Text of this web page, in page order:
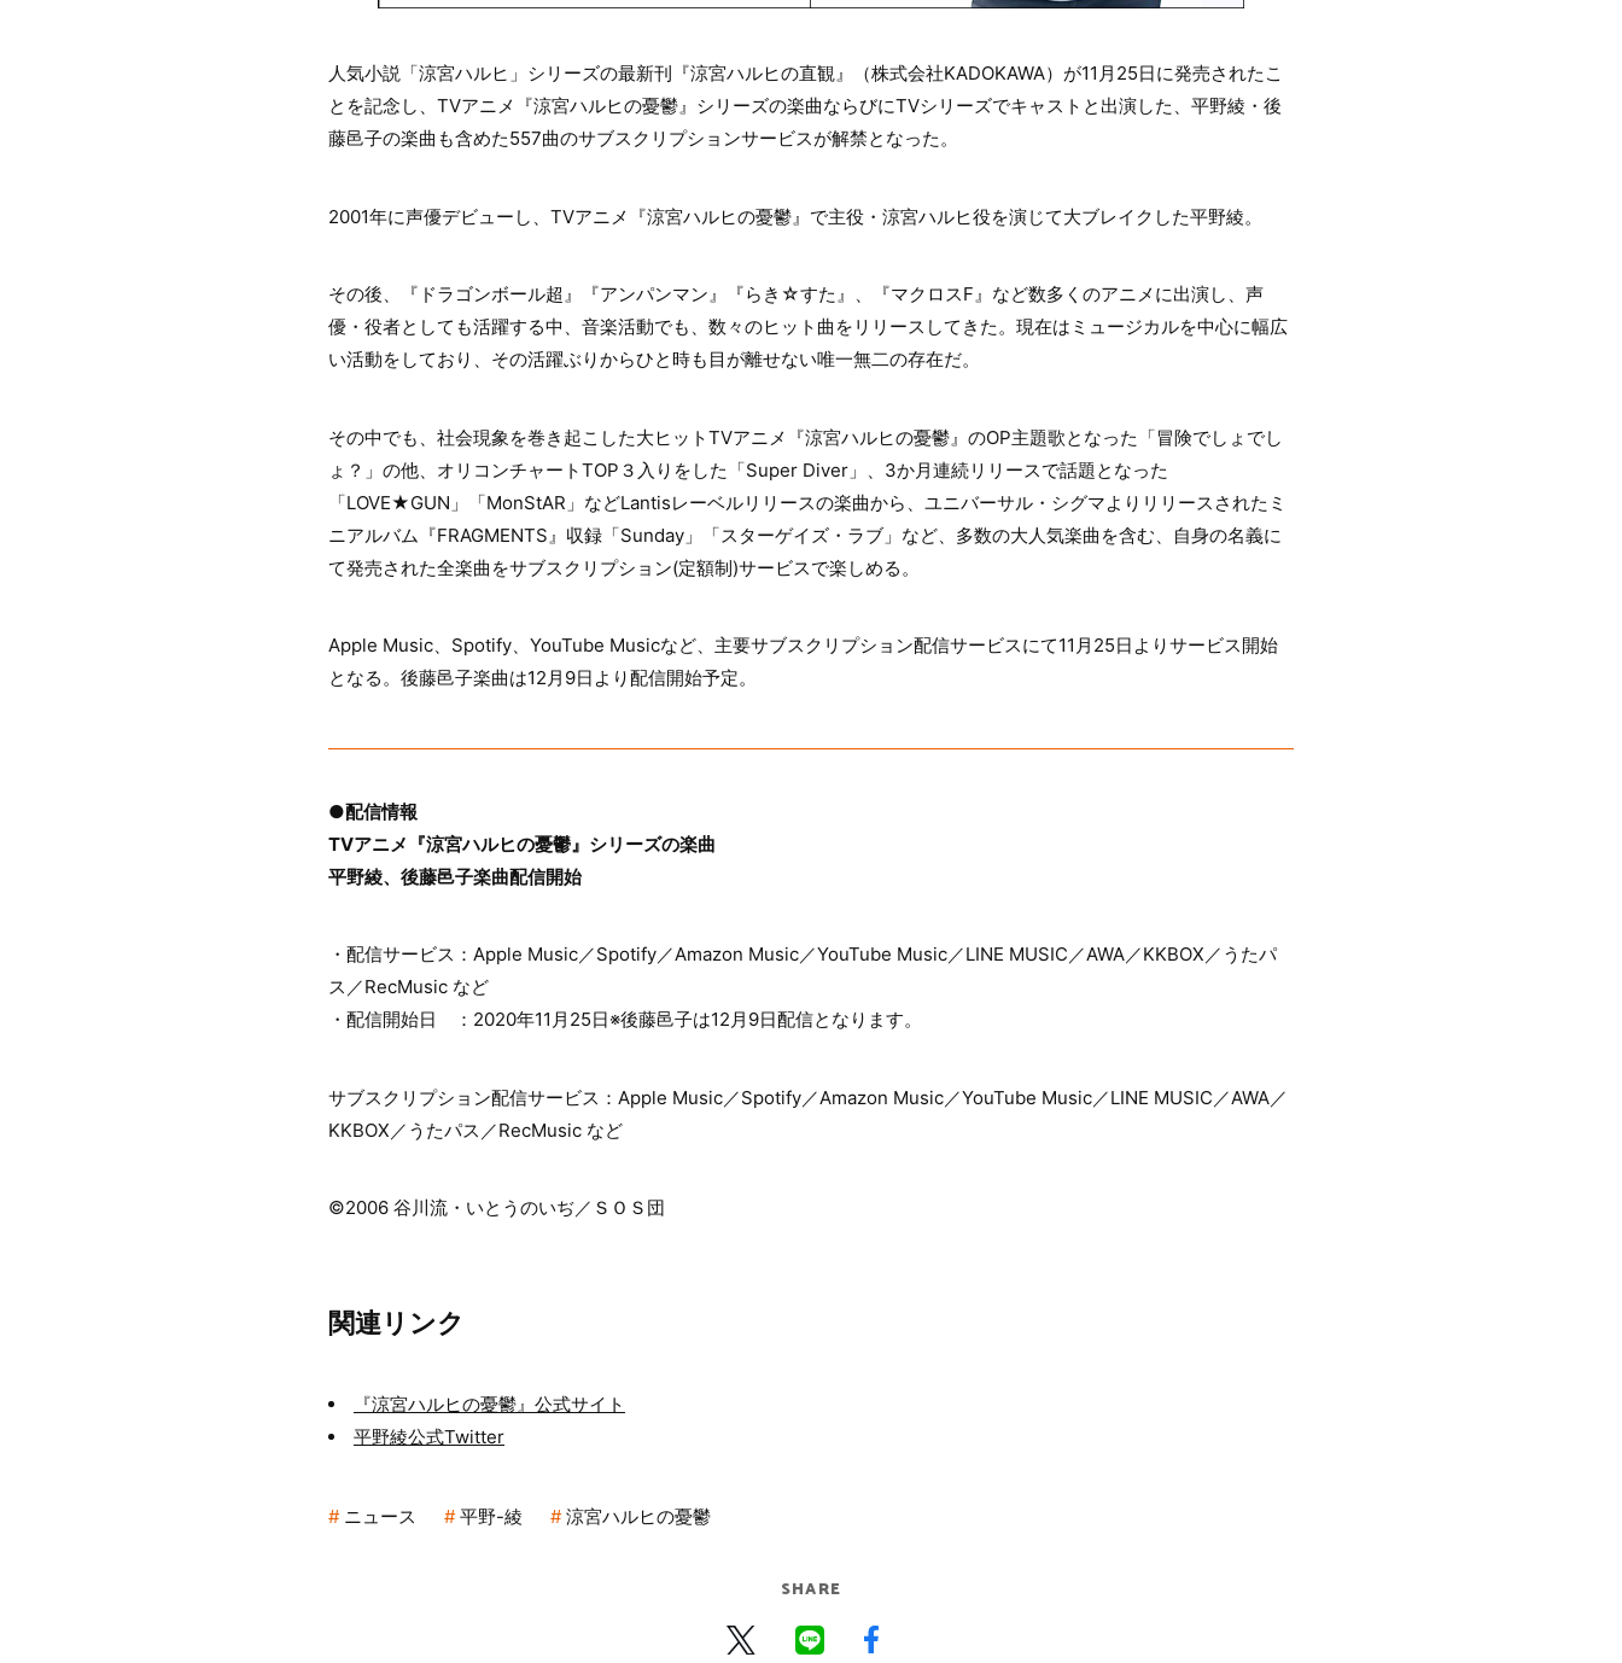
人気小説「涼宮ハルヒ」シリーズの最新刊『涼宮ハルヒの直観』（株式会社KADOKAWA）が11月25日に発売されたこ
とを記念し、TVアニメ『涼宮ハルヒの憂鬱』シリーズの楽曲ならびにTVシリーズでキャストと出演した、平野綾・後
藤邑子の楽曲も含めた557曲のサブスクリプションサービスが解禁となった。
2001年に声優デビューし、TVアニメ『涼宮ハルヒの憂鬱』で主役・涼宮ハルヒ役を演じて大ブレイクした平野綾。
その後、『ドラゴンボール超』『アンパンマン』『らき☆すた』、『マクロスF』など数多くのアニメに出演し、声
優・役者としても活躍する中、音楽活動でも、数々のヒット曲をリリースしてきた。現在はミュージカルを中心に幅広
い活動をしており、その活躍ぶりからひと時も目が離せない唯一無二の存在だ。
その中でも、社会現象を巻き起こした大ヒットTVアニメ『涼宮ハルヒの憂鬱』のOP主題歌となった「冒険でしょでし
ょ？」の他、オリコンチャートTOP３入りをした「Super Diver」、3か月連続リリースで話題となった
「LOVE★GUN」「MonStAR」などLantisレーベルリリースの楽曲から、ユニバーサル・シグマよりリリースされたミ
ニアルバム『FRAGMENTS』収録「Sunday」「スターゲイズ・ラブ」など、多数の大人気楽曲を含む、自身の名義に
て発売された全楽曲をサブスクリプション(定額制)サービスで楽しめる。
Apple Music、Spotify、YouTube Musicなど、主要サブスクリプション配信サービスにて11月25日よりサービス開始
となる。後藤邑子楽曲は12月9日より配信開始予定。
●配信情報
TVアニメ『涼宮ハルヒの憂鬱』シリーズの楽曲
平野綾、後藤邑子楽曲配信開始
・配信サービス：Apple Music／Spotify／Amazon Music／YouTube Music／LINE MUSIC／AWA／KKBOX／うたパ
ス／RecMusic など
・配信開始日 ：2020年11月25日※後藤邑子は12月9日配信となります。
サブスクリプション配信サービス：Apple Music／Spotify／Amazon Music／YouTube Music／LINE MUSIC／AWA／
KKBOX／うたパス／RecMusic など
©2006 谷川流・いとうのいぢ／ＳＯＳ団
関連リンク
『涼宮ハルヒの憂鬱』公式サイト
平野綾公式Twitter
ニュース 平野-綾 涼宮ハルヒの憂鬱
SHARE